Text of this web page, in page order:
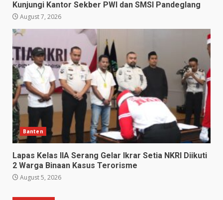
Kunjungi Kantor Sekber PWI dan SMSI Pandeglang
August 7, 2026
Banten
Lapas Kelas IIA Serang Gelar Ikrar Setia NKRI Diikuti
2 Warga Binaan Kasus Terorisme
August 5, 2026